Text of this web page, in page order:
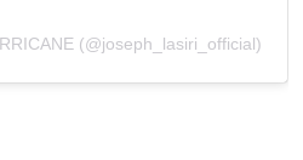
(@joseph_lasiri_official)
ดข่าวเด็ด